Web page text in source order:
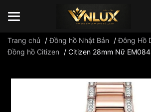
Trang chủ /Đồng hồ Nhật Bản /Đông Hồ
Đồng hồ Citizen
/ Citizen 28mm Nữ